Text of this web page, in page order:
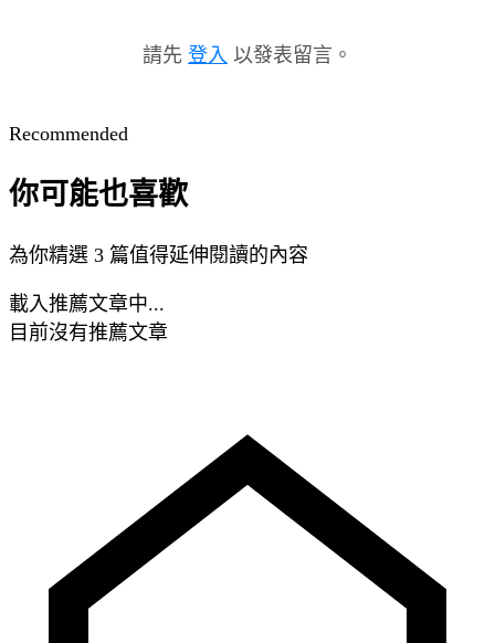
請先 登入 以發表留言。
Recommended
你可能也喜歡
為你精選 3 篇值得延伸閱讀的內容
載入推薦文章中...
目前沒有推薦文章